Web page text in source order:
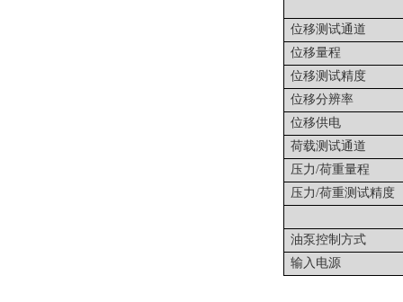
位移测试通道
位移量程
位移测试精度
位移分辨率
位移供电
荷载测试通道
压力/荷重量程
压力/荷重测试精度
油泵控制方式
输入电源